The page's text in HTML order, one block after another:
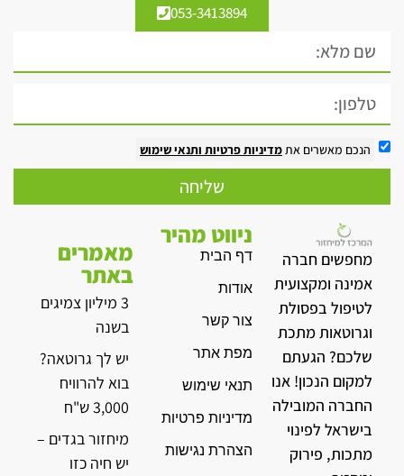
053-3413894
הנכם מאשרים אתמדיניות פרטיות ותנאי שימוש
שליחה
מחפשים חברה
אמינה ומקצועית
לטיפול בפסולת
וגרוטאות מתכת
שלכם? הגעתם
למקום הנכון! אנו
החברה המובילה
בישראל לפינוי
מתכות, פירוק
ניווט מהיר
דף הבית
אודות
צור קשר
מפת אתר
תנאי שימוש
מדיניות פרטיות
הצהרת נגישות
מאמרים
באתר
3 מיליון צמיגים
בשנה
יש לך גרוטאה?
בוא להרוויח
3,000 ש"ח
מיחזור בגדים –
יש חיה כזו